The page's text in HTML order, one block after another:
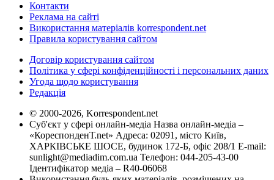
Контакти
Реклама на сайті
Використання матеріалів korrespondent.net
Правила користування сайтом
Договір користування сайтом
Політика у сфері конфіденційності і персональних даних
Угода щодо користування
Редакція
© 2000-2026, Korrespondent.net
Суб'єкт у сфері онлайн-медіа Назва онлайн-медіа –
«КореспонденТ.net» Адреса: 02091, місто Київ,
ХАРКІВСЬКЕ ШОСЕ, будинок 172-Б, офіс 208/1 E-mail:
sunlight@mediadim.com.ua Телефон: 044-205-43-00
Ідентифікатор медіа – R40-06068